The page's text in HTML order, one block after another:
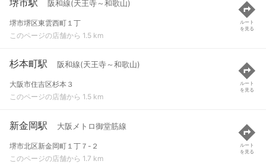
阪和線(天王寺～和歌山)
堺市堺区東雲西町１丁
このページの店舗から 1.5 km
ルート
を見る
杉本町駅 阪和線(天王寺～和歌山)
大阪市住吉区杉本３
このページの店舗から 1.5 km
ルート
を見る
新金岡駅 大阪メトロ御堂筋線
堺市北区新金岡町１丁７-２
このページの店舗から 1.7 km
ルート
を見る